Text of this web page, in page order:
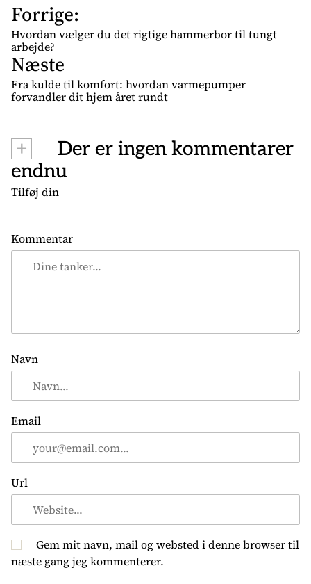
I
n
d
l
æ
g
s
n
a
v
i
a
t
Forrige:
Hvordan vælger du det rigtige hammerbor til tungt
arbejde?
Næste
Fra kulde til komfort: hvordan varmepumper
forvandler dit hjem året rundt
+
Der er ingen kommentarer
endnu
Tilføj din
Kommentar
Navn
Email
Url
Gem mit navn, mail og websted i denne browser til
næste gang jeg kommenterer.